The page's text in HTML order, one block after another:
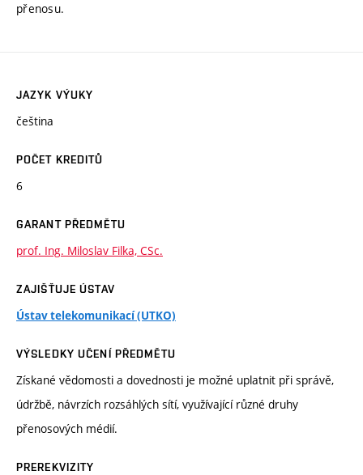
přenosu.
JAZYK VÝUKY
čeština
POČET KREDITŮ
6
GARANT PŘEDMĚTU
prof. Ing. Miloslav Filka, CSc.
ZAJIŠŤUJE ÚSTAV
Ústav telekomunikací (UTKO)
VÝSLEDKY UČENÍ PŘEDMĚTU
Získané vědomosti a dovednosti je možné uplatnit při správě,
údržbě, návrzích rozsáhlých sítí, využívající různé druhy
přenosových médií.
PREREKVIZITY